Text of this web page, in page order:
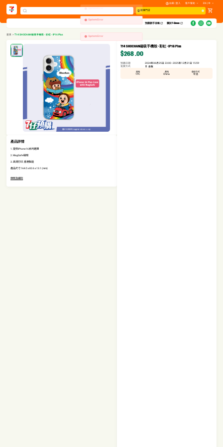
註冊 | 登入 客戶幫助 EN | 中
選擇門店
預購新手攻略​ 關於7-Eleven
首頁 >T14 SHOCHAN磁吸手機殼 - 彩虹 - IP16 Plus
產品詳情
1. 提供iPhone16系列選擇
2. MagSafe磁吸
3. 高清打印, 香港製造
產品尺寸:164.5 x 82.6 x 13.1 (mm)
條款及細則
T14 SHOCHAN磁吸手機殼 - 彩虹 - IP16 Plus
$268.00
預購日期
2024年06月25日 23:00 - 2025年12月31日 15:59
送貨方式
自取
規格
1PC
產地
China
儲存方式
常溫
System Error